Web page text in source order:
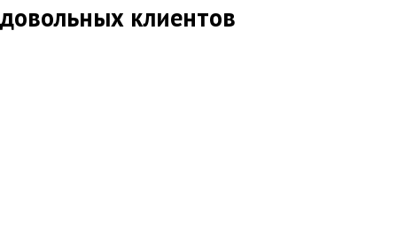
довольных клиентов